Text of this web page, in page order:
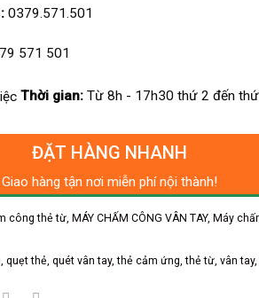
:0379.571.501
571 501
Thời gian:Từ 8h - 17h30 thứ 2 đến
ĐẶT HÀNG NHANH
Giao hàng tận nơi miễn phí nội thành!
công thẻ từ, MÁY CHẤM CÔNG VÂN TAY, Máy
,quẹt thẻ,quét vân tay,thẻ cảm ứng,thẻ từ,vân tay,